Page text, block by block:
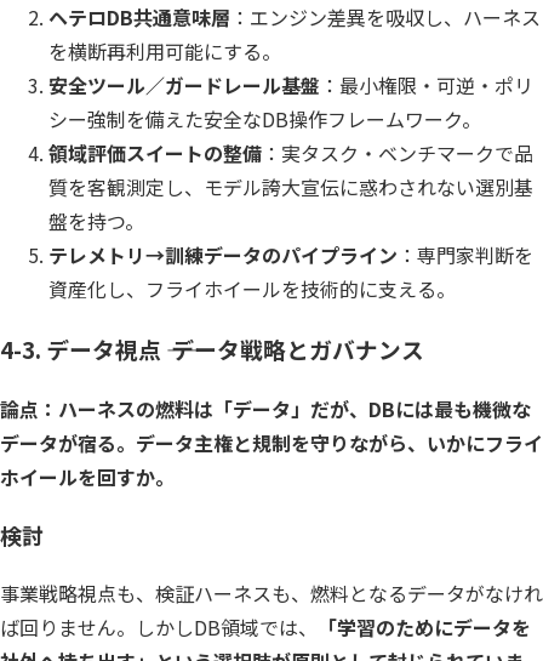
ヘテロDB共通意味層 ：エンジン差異を吸収し、ハーネス
を横断再利用可能にする。
安全ツール／ガードレール基盤 ：最小権限・可逆・ポリ
シー強制を備えた安全なDB操作フレームワーク。
領域評価スイートの整備 ：実タスク・ベンチマークで品
質を客観測定し、モデル誇大宣伝に惑わされない選別基
盤を持つ。
テレメトリ→訓練データのパイプライン ：専門家判断を
資産化し、フライホイールを技術的に支える。
4-3. データ視点 ―― データ戦略とガバナンス
論点：ハーネスの燃料は「データ」だが、DBには最も機微な
データが宿る。データ主権と規制を守りながら、いかにフライ
ホイールを回すか。
検討
事業戦略視点も、検証ハーネスも、燃料となるデータがなけれ
ば回りません。しかしDB領域では、
「学習のためにデータを